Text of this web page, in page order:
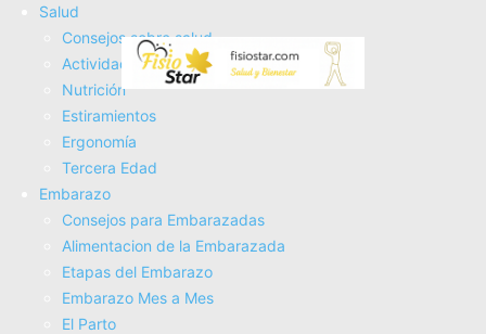
Salud
Consejos sobre salud
Actividad Fí­sica
Nutrición
Estiramientos
Ergonomí­a
Tercera Edad
Embarazo
Consejos para Embarazadas
Alimentacion de la Embarazada
Etapas del Embarazo
Embarazo Mes a Mes
El Parto
pen - pluma de acupuntura
COMPRAR AHORA
Amazon.es
Leawell Electrica Acupuntura Masaje Pen Pointer
Fisioterapia Agujas